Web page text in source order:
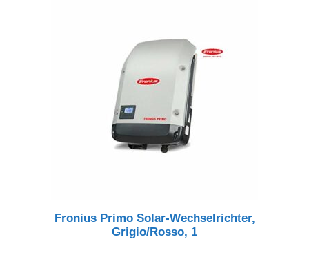
Fronius Primo Solar-Wechselrichter,
Grigio/Rosso, 1